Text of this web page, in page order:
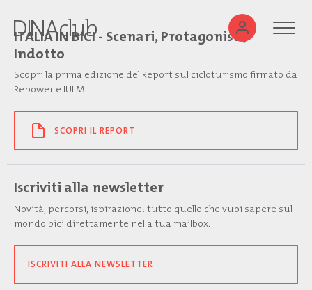
ITALIA IN BICI - Scenari, Protagonisti,
Indotto
Scopri la prima edizione del Report sul cicloturismo firmato da
Repower e IULM
SCOPRI IL REPORT
Iscriviti alla newsletter
Novità, percorsi, ispirazione: tutto quello che vuoi sapere sul
mondo bici direttamente nella tua mailbox.
ISCRIVITI ALLA NEWSLETTER